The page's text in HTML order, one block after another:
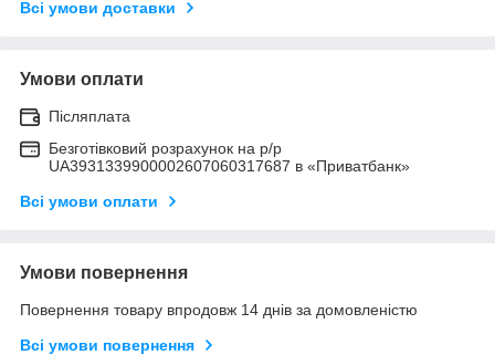
Всі умови доставки
Умови оплати
Післяплата
Безготівковий розрахунок на р/р
UA3931339900002607060317687 в «Приватбанк»
Всі умови оплати
Умови повернення
Повернення товару впродовж 14 днів за домовленістю
Всі умови повернення